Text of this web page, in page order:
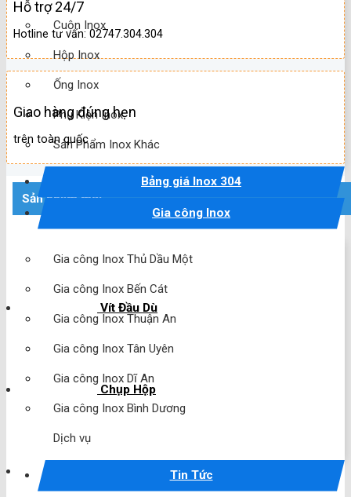
Cuộn Inox
Hộp Inox
Ống Inox
Phụ Kiện Inox
Sản Phẩm Inox Khác
Bảng giá Inox 304
Gia công Inox
Gia công Inox Thủ Dầu Một
Gia công Inox Bến Cát
Gia công Inox Thuận An
Gia công Inox Tân Uyên
Gia công Inox Dĩ An
Gia công Inox Bình Dương
Dịch vụ
Tin Tức
Hỗ trợ 24/7
Hotline tư vấn: 02747.304.304
Giao hàng đúng hẹn
trên toàn quốc
Sản phẩm mới
Vít Đầu Dù
Chụp Hộp